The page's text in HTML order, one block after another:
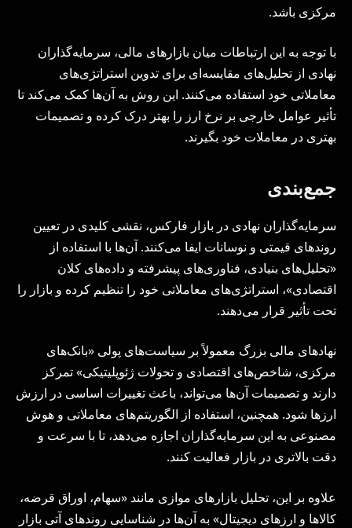
مرکزی باشد.
با توجه به این ارتباطات میان بازارهای مالی، سرمایه‌گذاران
نهادی از تحلیل‌های مقایسه‌ای برای تدوین استراتژی‌های
معاملاتی خود استفاده می‌کنند. این روش به آن‌ها کمک می‌کند تا
تأثیر عوامل خارجی بر نرخ ارز را بهتر درک کرده و تصمیمات
بهتری در معاملات خود بگیرند.
جمع‌بندی
سرمایه‌گذاران نهادی در بازار فارکس، نقشی کلیدی در تعیین
روندهای قیمتی و نوسانات ایفا می‌کنند. آن‌ها با استفاده از
«تحلیل‌های بنیادی، فناوری‌های پیشرفته و داده‌های کلان
اقتصادی»، استراتژی‌های معاملاتی خود را تنظیم کرده و بازار را
تحت تأثیر قرار می‌دهند.
نهادهای مالی بزرگ معمولاً بر سیاست‌های پولی «بانک‌های
مرکزی، شاخص‌های اقتصادی و تحولات ژئوپلیتیکی» تمرکز
دارند و تصمیمات آن‌ها می‌تواند، باعث تغییرات اساسی در ارزش
ارزها شود. همچنین، استفاده از الگوریتم‌های معاملاتی و هوش
مصنوعی به این سرمایه‌گذاران اجازه می‌دهد، تا با سرعت و
دقت بالاتری در بازار فعالیت کنند.
علاوه بر این، تحلیل بازارهای موازی مانند «سهام، اوراق قرضه،
کالاها و ارزهای دیجیتال» به آن‌ها در شناسایی روندهای آتی بازار